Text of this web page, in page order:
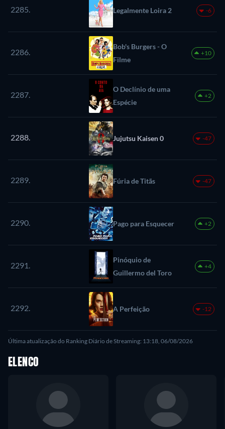
2285. Legalmente Loira 2 -6
2286.
Bob's Burgers - O
Filme
+10
2287.
O Declínio de uma
Espécie
+2
2288. Jujutsu Kaisen 0 -47
2289. Fúria de Titãs -47
2290. Pago para Esquecer +2
2291.
Pinóquio de
Guillermo del Toro
+4
2292. A Perfeição -12
Última atualização do Ranking Diário de Streaming: 13:18, 06/08/2026
ELENCO